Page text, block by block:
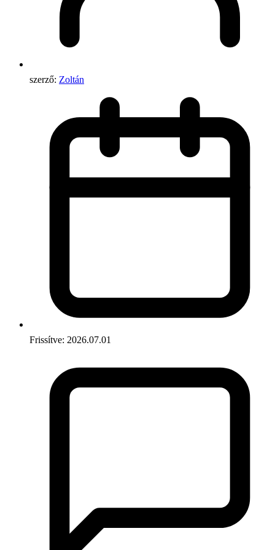
szerző: Zoltán
Frissítve: 2026.07.01